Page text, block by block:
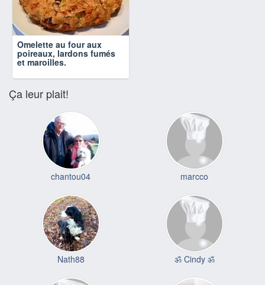
Omelette au four aux
poireaux, lardons fumés
et maroilles.
Ça leur plait!
chantou04 marcco
Nath88 ॐ Cindy ॐ